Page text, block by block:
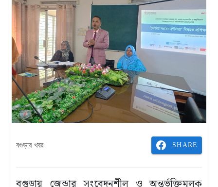
বগুড়ার খবর SHARE